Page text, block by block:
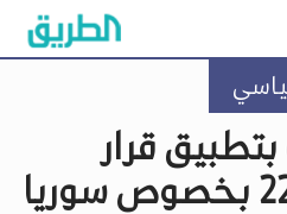
قرار